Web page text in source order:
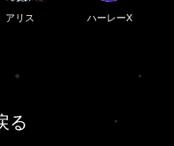
アリス ハーレーX
る